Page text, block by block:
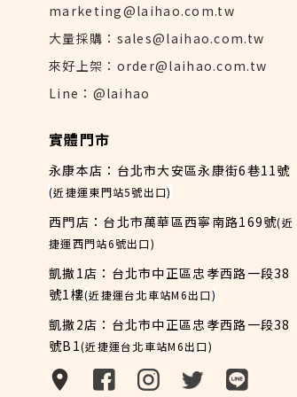
marketing@laihao.com.tw
大量採購：sales@laihao.com.tw
來好上架：order@laihao.com.tw
Line：@laihao
實體門市
永康本店：台北市大安區永康街6巷11號
(近捷運東門站5號出口)
西門店：台北市萬華區西寧南路169號(近
捷運西門站6號出口)
凱撒1店：台北市中正區忠孝西路一段38
號1樓(近捷運台北車站M6出口)
凱撒2店：台北市中正區忠孝西路一段38
號B1(近捷運台北車站M6出口)